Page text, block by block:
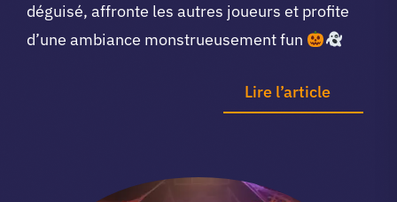
déguisé, affronte les autres joueurs et profite
d’une ambiance monstrueusement fun
Lire l’article